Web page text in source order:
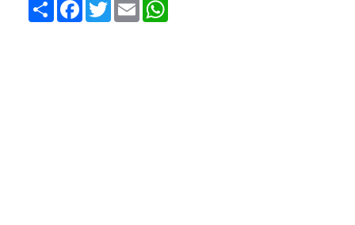
Compartilhar
Facebook
TwitterEmail